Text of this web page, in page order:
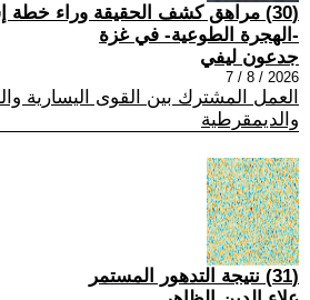
(30) مراهق كشف الحقيقة وراء خطة
-الهجرة الطوعية- في غزة
جدعون ليفي
2026 / 8 / 7
العمل المشترك بين القوى اليسارية
والديمقرطية
(31) نتيجة التدهور المستمر